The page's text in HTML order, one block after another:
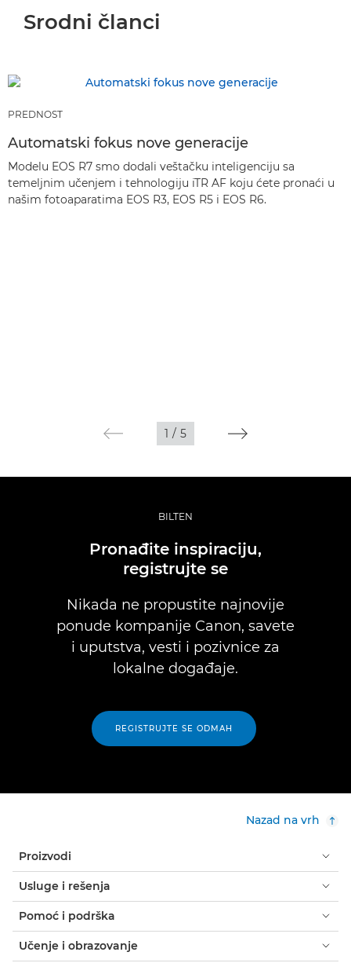
Srodni članci
PREDNOST
Automatski fokus nove generacije
Modelu EOS R7 smo dodali veštačku inteligenciju sa
temeljnim učenjem i tehnologiju iTR AF koju ćete pronaći u
našim fotoaparatima EOS R3, EOS R5 i EOS R6.
1 / 5
BILTEN
Pronađite inspiraciju,
registrujte se
Nikada ne propustite najnovije
ponude kompanije Canon, savete
i uputstva, vesti i pozivnice za
lokalne događaje.
REGISTRUJTE SE ODMAH
Nazad na vrh
Proizvodi
Usluge i rešenja
Pomoć i podrška
Učenje i obrazovanje